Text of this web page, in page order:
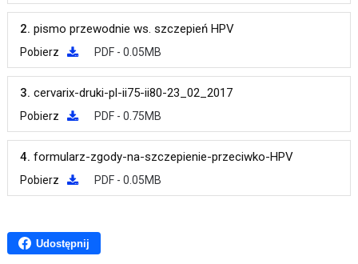
2. pismo przewodnie ws. szczepień HPV
Pobierz PDF - 0.05MB
3. cervarix-druki-pl-ii75-ii80-23_02_2017
Pobierz PDF - 0.75MB
4. formularz-zgody-na-szczepienie-przeciwko-HPV
Pobierz PDF - 0.05MB
Udostępnij